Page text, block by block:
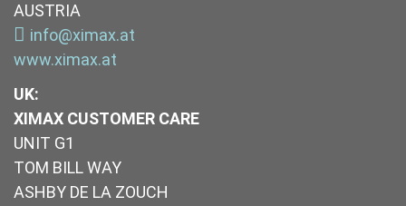
AUSTRIA
info@ximax.at
www.ximax.at
UK:
XIMAX CUSTOMER CARE
UNIT G1
TOM BILL WAY
ASHBY DE LA ZOUCH